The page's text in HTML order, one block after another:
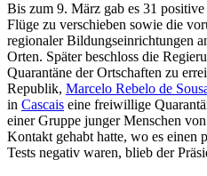
Bis zum 9. März gab es 31
Flüge zu verschieben sowie die
regionaler Bildungseinrichtungen
Orten. Später beschloss die
Quarantäne der Ortschaften zu
Republik, Marcelo Rebelo de
in Cascais eine freiwillige
einer Gruppe junger Menschen
Kontakt gehabt hatte, wo es einen
Tests negativ waren, blieb der